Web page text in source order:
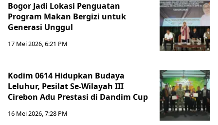
Bogor Jadi Lokasi Penguatan
Program Makan Bergizi untuk
Generasi Unggul
17 Mei 2026, 6:21 PM
Kodim 0614 Hidupkan Budaya
Leluhur, Pesilat Se-Wilayah III
Cirebon Adu Prestasi di Dandim Cup
16 Mei 2026, 7:28 PM